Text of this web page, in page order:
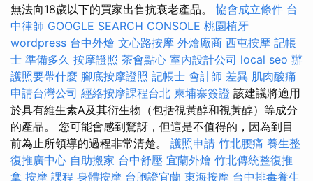
無法向18歲以下的買家出售抗衰老產品。 協會成立條件 台
中律師 GOOGLE SEARCH CONSOLE 桃園植牙
wordpress 台中外燴 文心路按摩 外燴廠商 西屯按摩 記帳
士 準備多久 按摩證照 茶會點心 室內設計公司 local seo 辦
護照要帶什麼 腳底按摩證照 記帳士 會計師 差異 肌肉酸痛
申請台灣公司 經絡按摩課程台北 柬埔寨簽證 該建議將適用
於具有維生素A及其衍生物（包括視黃醇和視黃醇）等成分
的產品。 您可能會感到驚訝，但這是不值得的，因為到目
前為止所領導的過程非常清楚。 護照申請 竹北腰痛 養生整
復推廣中心 自助搬家 台中舒壓 宜蘭外燴 竹北傳統整復推
拿 按摩 課程 身體按摩 台胞證宜蘭 東海按摩 台中排毒養生